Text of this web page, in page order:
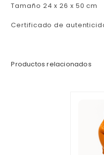
Tamaño 24 x 26 x 50 cm
Certificado de
Productos relacionados